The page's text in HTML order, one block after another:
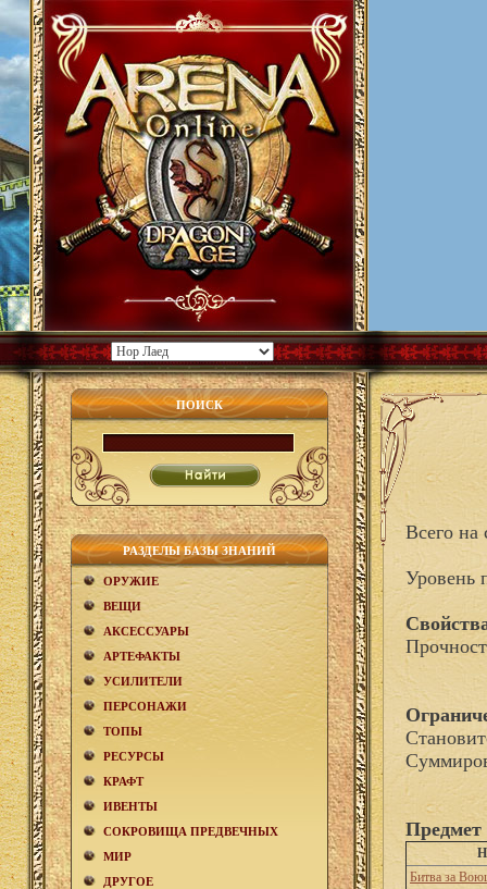
ПОИСК
РАЗДЕЛЫ БАЗЫ ЗНАНИЙ
ОРУЖИЕ
ВЕЩИ
АКCЕСCУАРЫ
АРТЕФАКТЫ
УСИЛИТЕЛИ
ПЕРСОНАЖИ
ТОПЫ
РЕСУРСЫ
КРАФТ
ИВЕНТЫ
СОКРОВИЩА ПРЕДВЕЧНЫХ
МИР
ДРУГОЕ
Всего на
Уровень
Предмет
Битва за